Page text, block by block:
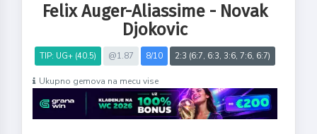
Felix Auger-Aliassime - Novak
Djokovic
TIP: UG+ (40.5) @1.87 8/10 2:3 (6:7, 6:3, 3:6, 7:6, 6:7)
Ukupno gemova na mecu vise